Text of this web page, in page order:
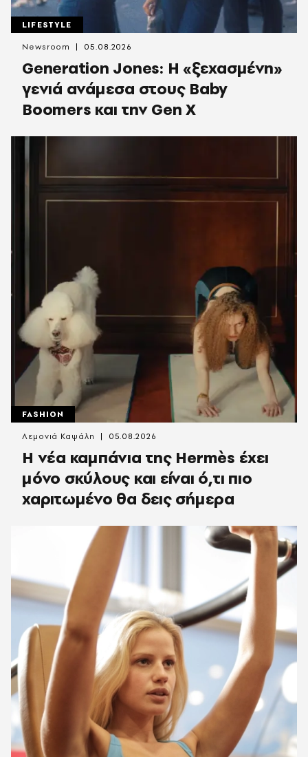
LIFESTYLE
Generation Jones: Η «ξεχασμένη»
γενιά ανάμεσα στους Baby
Boomers και την Gen X
Newsroom 05.08.2026
FASHION
Η νέα καμπάνια της Hermès έχει
μόνο σκύλους και είναι ό,τι πιο
χαριτωμένο θα δεις σήμερα
Λεμονιά Καψάλη 05.08.2026